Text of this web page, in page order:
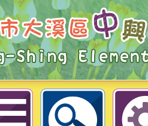
學辦理「線上家
理健康議題知能